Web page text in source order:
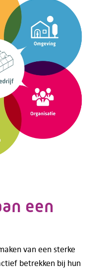
een
van een sterke
betrekken bij hun